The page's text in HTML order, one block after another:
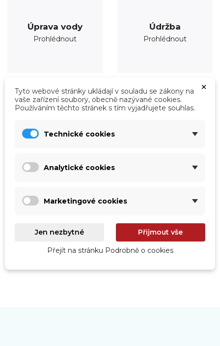
Úprava vody
Prohlédnout
Údržba
Prohlédnout
×
Tyto webové stránky ukládají v souladu se zákony na
vaše zařízení soubory, obecně nazývané cookies.
Používáním těchto stránek s tím vyjadřujete souhlas.
Technické cookies
Analytické cookies
Marketingové cookies
Jen nezbytné Přijmout vše
Přejít na stránku Podrobně o cookies